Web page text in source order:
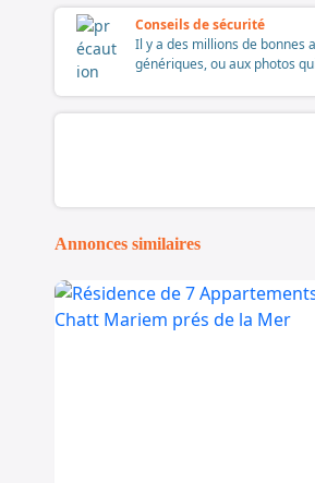
Conseils de sécurité
Il y a des millions de bonnes
génériques, ou aux photos
Annonces similaires